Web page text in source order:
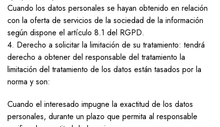
Cuando los datos personales se hayan obtenido en relación
con la oferta de servicios de la sociedad de la información
según dispone el artículo 8.1 del RGPD.
4. Derecho a solicitar la limitación de su tratamiento: tendrá
derecho a obtener del responsable del tratamiento la
limitación del tratamiento de los datos están tasados por la
norma y son:
Cuando el interesado impugne la exactitud de los datos
personales, durante un plazo que permita al responsable